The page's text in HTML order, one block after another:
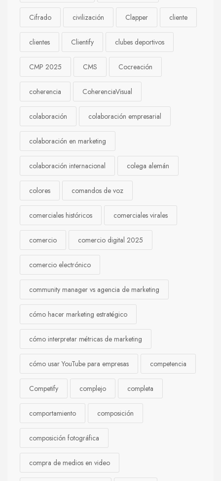
Cifrado civilización Clapper cliente
clientes Clientify clubes deportivos
CMP 2025 CMS Cocreación
coherencia CoherenciaVisual
colaboración colaboración empresarial
colaboración en marketing
colaboración internacional colega alemán
colores comandos de voz
comerciales históricos comerciales virales
comercio comercio digital 2025
comercio electrónico
community manager vs agencia de marketing
cómo hacer marketing estratégico
cómo interpretar métricas de marketing
cómo usar YouTube para empresas competencia
Competify complejo completa
comportamiento composición
composición fotográfica
compra de medios en video